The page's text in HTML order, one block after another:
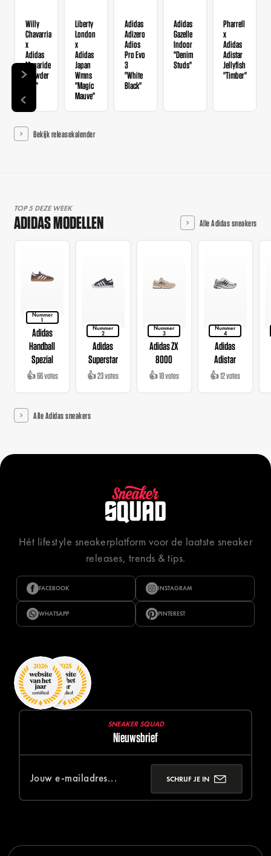
Willy
Chavarria
x
Adidas
Megaride
"Powder
Red"
Liberty
London
x
Adidas
Japan
Wmns
"Magic
Mauve"
Adidas
Adizero
Adios
Pro Evo
3
"White
Black"
Adidas
Gazelle
Indoor
"Denim
Studs"
Pharrell
x
Adidas
Adistar
Jellyfish
"Timber"
Bekijk releasekalender
TOP 5 DEZE WEEK
ADIDAS MODELLEN Alle Adidas sneakers
Nummer
1
Adidas
Handball
Spezial
👍 66 votes
Nummer
2
Adidas
Superstar
👍 23 votes
Nummer
3
Adidas ZX
8000
👍 18 votes
Nummer
4
Adidas
Adistar
👍 12 votes
Alle Adidas sneakers
Hét lifestyle sneakerplatform voor de laatste sneaker
releases, trends & tips.
FACEBOOK INSTAGRAM
WHATSAPP PINTEREST
SNEAKER SQUAD
Nieuwsbrief
SCHRIJF JE IN